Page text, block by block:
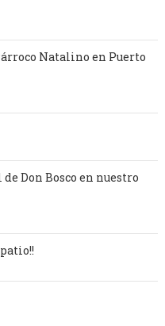
Natalino en Puerto
Don Bosco en nuestro